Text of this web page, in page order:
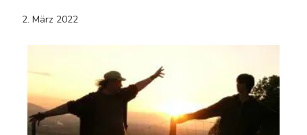
2. März 2022